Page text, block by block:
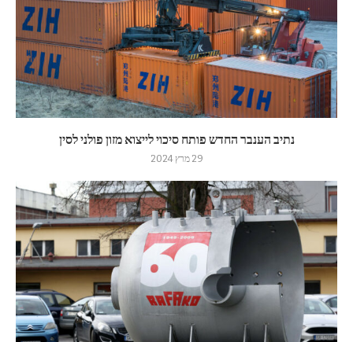
נתיב הענבר החדש פותח סיכוי לייצוא מזון פולני לסין
29 מרץ 2024